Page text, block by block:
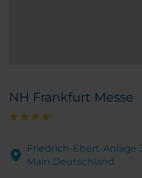
NH Frankfurt Messe
Friedrich-Ebert-Anlage
Main Deutschland